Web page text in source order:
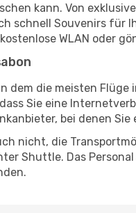
kann. Von
schnell Souvenirs für
WLAN oder
dem die meisten Flüge
Sie eine
bei denen
nicht, die
Shuttle. Das